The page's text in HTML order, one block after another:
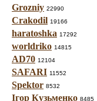
Grozniy 22990
Crakodil 19166
haratoshka 17292
worldriko 14815
AD70 12104
SAFARI 11552
Spektor 8532
Ігор Кузьменко 8485